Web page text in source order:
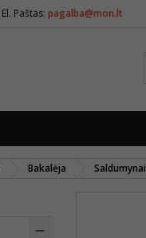
El. Paštas: pagalba@mon.lt
Bakalėja Saldumynai